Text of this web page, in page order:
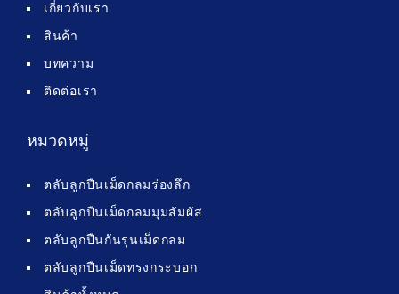
เกี่ยวกับเรา
สินค้า
บทความ
ติดต่อเรา
หมวดหมู่
ตลับลูกปืนเม็ดกลมร่องลึก
ตลับลูกปืนเม็ดกลมมุมสัมผัส
ตลับลูกปืนกันรุนเม็ดกลม
ตลับลูกปืนเม็ดทรงกระบอก